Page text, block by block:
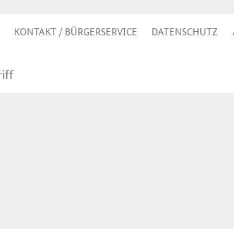
KONTAKT / BÜRGERSERVICE DATENSCHUTZ